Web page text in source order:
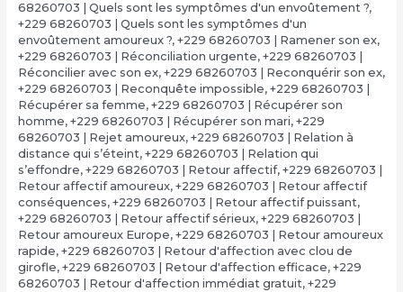
68260703 | Quels sont les symptômes d'un envoûtement ?,
+229 68260703 | Quels sont les symptômes d'un
envoûtement amoureux ?, +229 68260703 | Ramener son ex,
+229 68260703 | Réconciliation urgente, +229 68260703 |
Réconcilier avec son ex, +229 68260703 | Reconquérir son ex,
+229 68260703 | Reconquête impossible, +229 68260703 |
Récupérer sa femme, +229 68260703 | Récupérer son
homme, +229 68260703 | Récupérer son mari, +229
68260703 | Rejet amoureux, +229 68260703 | Relation à
distance qui s’éteint, +229 68260703 | Relation qui
s’effondre, +229 68260703 | Retour affectif, +229 68260703 |
Retour affectif amoureux, +229 68260703 | Retour affectif
conséquences, +229 68260703 | Retour affectif puissant,
+229 68260703 | Retour affectif sérieux, +229 68260703 |
Retour amoureux Europe, +229 68260703 | Retour amoureux
rapide, +229 68260703 | Retour d'affection avec clou de
girofle, +229 68260703 | Retour d'affection efficace, +229
68260703 | Retour d'affection immédiat gratuit, +229